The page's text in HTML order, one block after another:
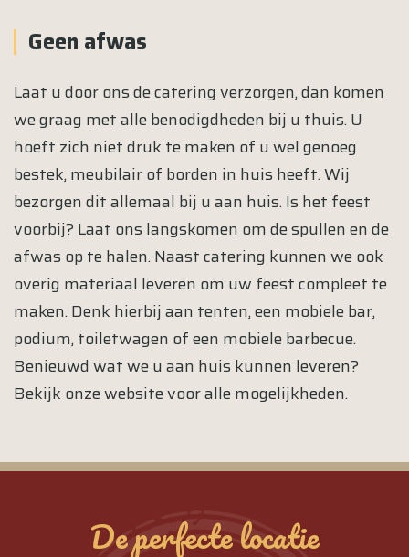
Geen afwas
Laat u door ons de catering verzorgen, dan komen
we graag met alle benodigdheden bij u thuis. U
hoeft zich niet druk te maken of u wel genoeg
bestek, meubilair of borden in huis heeft. Wij
bezorgen dit allemaal bij u aan huis. Is het feest
voorbij? Laat ons langskomen om de spullen en de
afwas op te halen. Naast catering kunnen we ook
overig materiaal leveren om uw feest compleet te
maken. Denk hierbij aan tenten, een mobiele bar,
podium, toiletwagen of een mobiele barbecue.
Benieuwd wat we u aan huis kunnen leveren?
Bekijk onze website voor alle mogelijkheden.
De perfecte locatie